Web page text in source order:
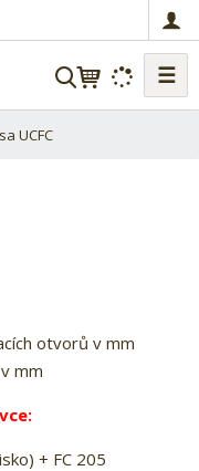
V
☰
UCFC
otvorů v mm
mm
+ FC 205